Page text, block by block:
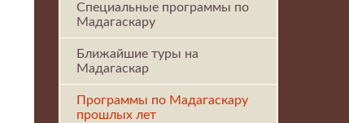
Специальные программы по
Мадагаскару
Ближайшие туры на
Мадагаскар
Программы по Мадагаскару
прошлых лет